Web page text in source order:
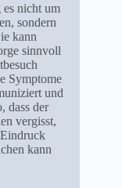
nicht um
sondern
kann
sinnvoll
Symptome
und
dass der
vergisst,
kann